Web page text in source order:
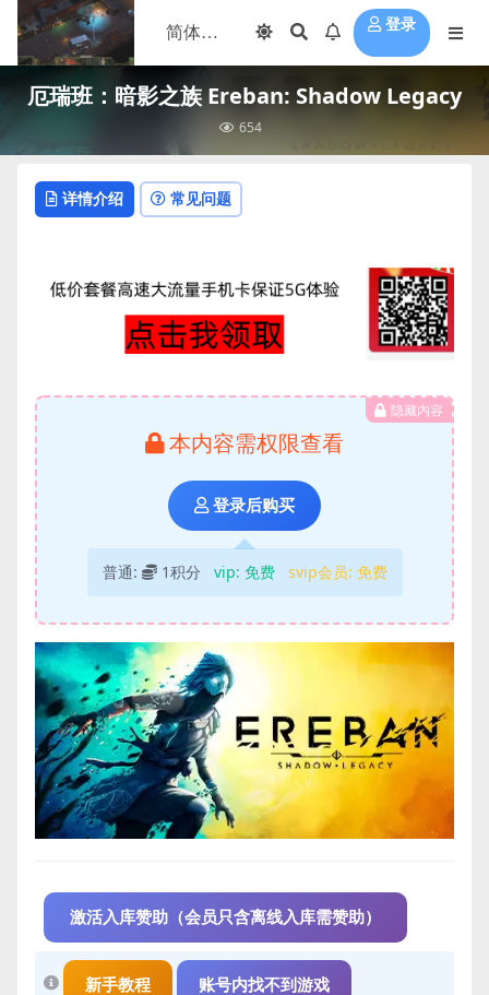
登录
厄瑞班：暗影之族 Ereban: Shadow Legacy
654
详情介绍 常见问题
隐藏内容
本内容需权限查看
登录后购买
普通: 1积分 vip: 免费 svip会员: 免费
激活入库赞助（会员只含离线入库需赞助）
新手教程 账号内找不到游戏